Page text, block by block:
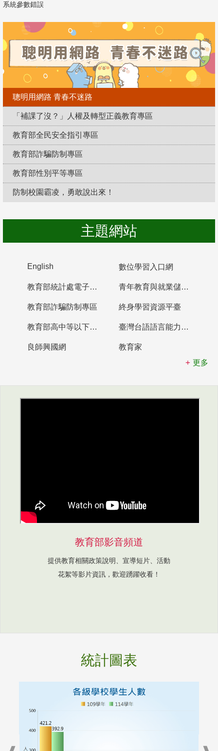
系統參數錯誤
聰明用網路 青春不迷路
「補課了沒？」人權及轉型正義教育專區
教育部全民安全指引專區
教育部詐騙防制專區
教育部性別平等專區
防制校園霸凌，勇敢說出來！
主題網站
English 數位學習入口網
教育部統計處電子書櫃 青年教育與就業儲蓄帳戶
教育部詐騙防制專區 終身學習資源平臺
教育部高中等以下學校及幼兒園教師資格檢定考試 臺灣台語語言能力認證網站
良師興國網
教育家
更多
教育部影音頻道
提供教育相關政策說明、宣導短片、活動
花絮等影片資訊，歡迎踴躍收看！
統計圖表